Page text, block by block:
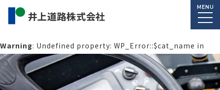
MENU
Warning: Undefined property: WP_Error::$cat_name in
/home/macolab2/inouedoro.co.jp/public_html/wp-
content/themes/inourdoro_theme_2024/single.phpon
line14